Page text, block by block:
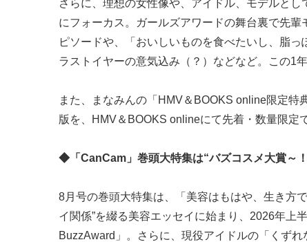
さらに、理想の女性像や、アイドル、モデルと
にフォーカス。ガールズアワードの舞台裏で先
ピソードや、「おいしいものを食べたいし、脂
ラストイヤーの意気込み（？）などなど。この1
また、まなみんの「HMV＆BOOKS online限定
版を、HMV＆BOOKS onlineにて先着・数量限定
◆「CanCam」巻頭大特集は“バズコスメ大賞～
8月号の巻頭大特集は、「美容はもはや、生き方
イ関係”を綴る美容エッセイに始まり、2026年上
BuzzAward」。さらに、現役アイドルの「くず